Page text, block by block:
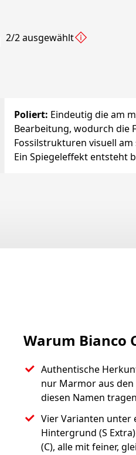
2/2 ausgewählt
Poliert: Eindeutig die am
Bearbeitung, wodurch die
Fossilstrukturen visuell
Ein Spiegeleffekt entsteht
Warum Bianco
Authentische
nur Marmor aus
diesen Namen tragen
Vier Varianten unter
Hintergrund (S
(C), alle mit feiner,